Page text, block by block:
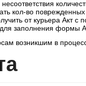
кол-во
от курьера Акт с
заполнения формы
возникшим в